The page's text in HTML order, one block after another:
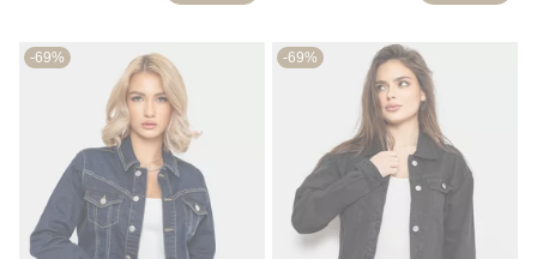
-69% -69%